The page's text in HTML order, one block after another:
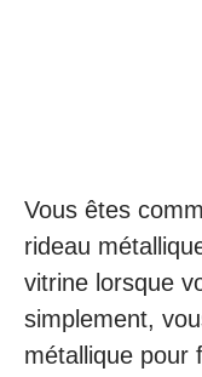
Vous êtes
rideau
vitrine lorsque
simplement,
métallique pour